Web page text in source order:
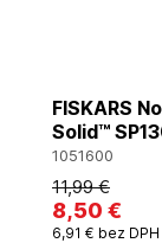
FISKARS
Solid™
1051600
11,99 €
8,50 €
6,91 € bez DPH